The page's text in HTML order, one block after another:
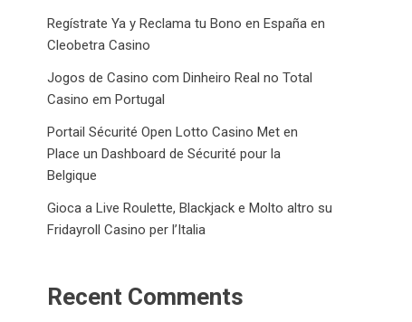
Regístrate Ya y Reclama tu Bono en España en
Cleobetra Casino
Jogos de Casino com Dinheiro Real no Total
Casino em Portugal
Portail Sécurité Open Lotto Casino Met en
Place un Dashboard de Sécurité pour la
Belgique
Gioca a Live Roulette, Blackjack e Molto altro su
Fridayroll Casino per l’Italia
Recent Comments